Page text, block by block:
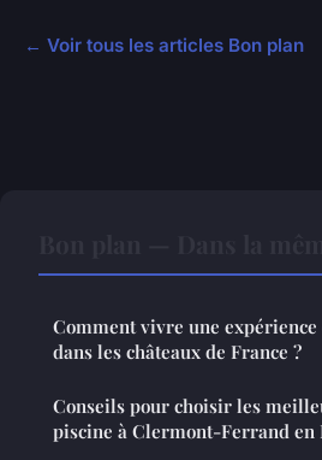
← Voir tous les articles Bon plan
Comment vivre une expérience
dans les châteaux de France ?
Conseils pour choisir les
piscine à Clermont-Ferrand en